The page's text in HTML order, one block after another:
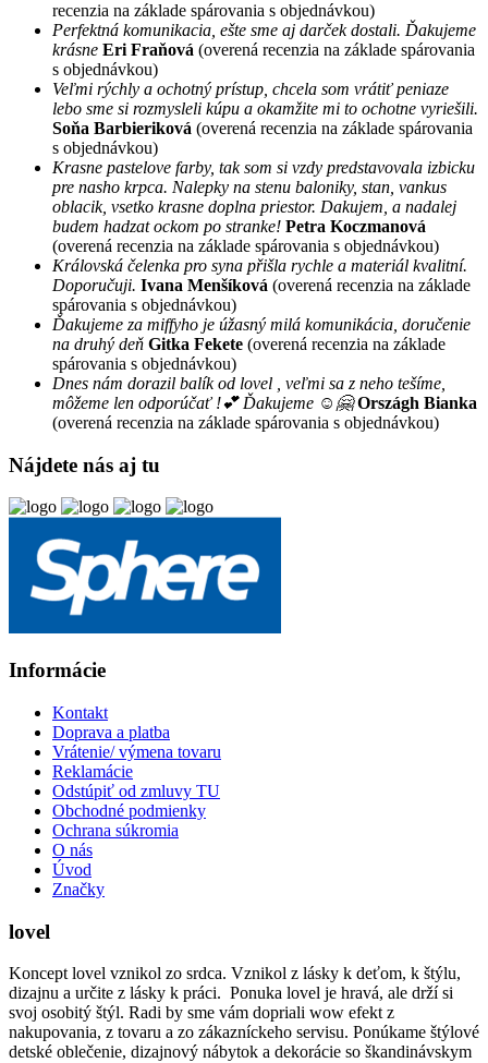
recenzia na základe spárovania s objednávkou)
Perfektná komunikacia, ešte sme aj darček dostali. Ďakujeme
krásne Eri Fraňová (overená recenzia na základe spárovania
s objednávkou)
Veľmi rýchly a ochotný prístup, chcela som vrátiť peniaze
lebo sme si rozmysleli kúpu a okamžite mi to ochotne vyriešili.
Soňa Barbieriková (overená recenzia na základe spárovania
s objednávkou)
Krasne pastelove farby, tak som si vzdy predstavovala izbicku
pre nasho krpca. Nalepky na stenu baloniky, stan, vankus
oblacik, vsetko krasne doplna priestor. Dakujem, a nadalej
budem hadzat ockom po stranke! Petra Koczmanová
(overená recenzia na základe spárovania s objednávkou)
Královská čelenka pro syna přišla rychle a materiál kvalitní.
Doporučuji. Ivana Menšíková (overená recenzia na základe
spárovania s objednávkou)
Ďakujeme za miffyho je úžasný milá komunikácia, doručenie
na druhý deň Gitka Fekete (overená recenzia na základe
spárovania s objednávkou)
Dnes nám dorazil balík od lovel , veľmi sa z neho tešíme,
môžeme len odporúčať !💕 Ďakujeme ☺️🤗 Országh Bianka
(overená recenzia na základe spárovania s objednávkou)
Nájdete nás aj tu
Informácie
Kontakt
Doprava a platba
Vrátenie/ výmena tovaru
Reklamácie
Odstúpiť od zmluvy TU
Obchodné podmienky
Ochrana súkromia
O nás
Úvod
Značky
lovel
Koncept lovel vznikol zo srdca. Vznikol z lásky k deťom, k štýlu,
dizajnu a určite z lásky k práci. Ponuka lovel je hravá, ale drží si
svoj osobitý štýl. Radi by sme vám dopriali wow efekt z
nakupovania, z tovaru a zo zákazníckeho servisu. Ponúkame štýlové
detské oblečenie, dizajnový nábytok a dekorácie so škandinávskym